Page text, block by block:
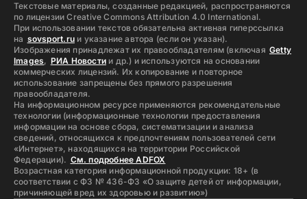
Текстовые материалы, созданные редакцией, распространяются
по лицензии Creative Commons Attribution 4.0 International.
При использовании текстов обязательна активная гиперссылка
на sovsport.ruи указание автора (если он указан).
Изображения принадлежат их правообладателям (включая Getty
Images, РИА Новости и др.) и используются на основании
коммерческих лицензий. Их копирование и повторное
использование запрещены без прямого разрешения
правообладателя.
На информационном ресурсе применяются рекомендательные
технологии (информационные технологии предоставления
информации на основе сбора, систематизации и анализа
сведений, относящихся к предпочтениям пользователей сети
«Интернет», находящихся на территории Российской
Федерации). См. подробнее ADFOX
Возрастная категория информационной продукции: 18+ (в
соответствии с ФЗ № 436-ФЗ «О защите детей от информации,
причиняющей вред их здоровью и развитию»)